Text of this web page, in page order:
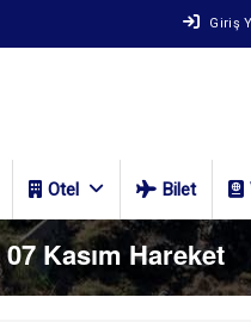
Giriş
Otel Bilet
Kasım Hareket